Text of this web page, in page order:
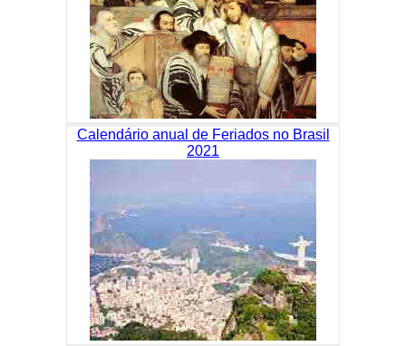
Calendário anual de Feriados no Brasil
2021